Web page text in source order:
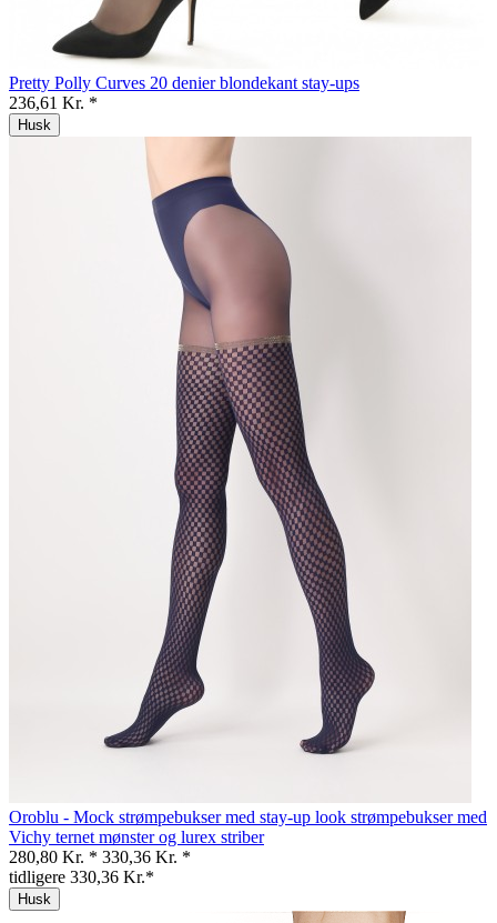
Pretty Polly Curves 20 denier blondekant stay-ups
236,61 Kr. *
Husk
Oroblu - Mock strømpebukser med stay-up look strømpebukser med
Vichy ternet mønster og lurex striber
280,80 Kr. * 330,36 Kr. *
tidligere 330,36 Kr.*
Husk